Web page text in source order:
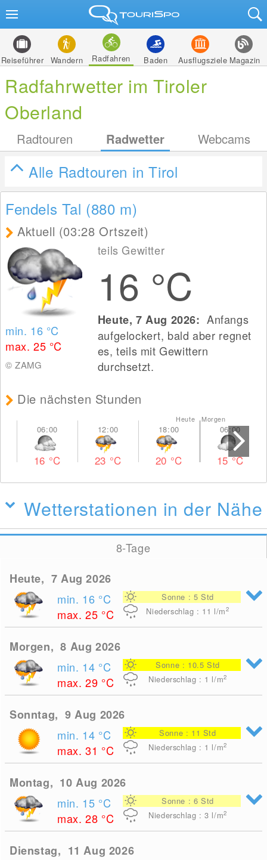
Reiseführer Wandern Radfahren Baden Ausflugsziele Magazin
Radfahrwetter im Tiroler
Oberland
Radtouren Radwetter Webcams
Alle Radtouren in Tirol
Fendels Tal (880 m)
Aktuell (03:28 Ortszeit)
min. 16 °C
max. 25 °C
© ZAMG
teils Gewitter
16 °C
Heute, 7 Aug 2026: Anfangs
aufgelockert, bald aber regnet
es, teils mit Gewittern
durchsetzt.
Die nächsten Stunden
16 °C 23 °C 20 °C
Heute Morgen
15°C
Wetterstationen in der Nähe
8-Tage
Heute, 7 Aug 2026
min. 16 °C
max. 25 °C
Sonne : 5 Std
Niederschlag : 11 l/m2
Morgen, 8 Aug 2026
min. 14 °C
max. 29 °C
Sonne : 10.5 Std
Niederschlag : 1 l/m2
Sonntag, 9 Aug 2026
min. 14 °C
max. 31 °C
Sonne : 11 Std
Niederschlag : 1 l/m2
Montag, 10 Aug 2026
min. 15 °C
max. 28 °C
Sonne : 6 Std
Niederschlag : 3 l/m2
Dienstag, 11 Aug 2026